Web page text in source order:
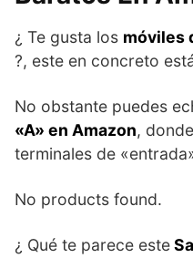
¿ Te gusta los móviles
?, este en concreto
No obstante puedes
«A» en Amazon,
terminales de
No products found.
¿ Qué te parece este